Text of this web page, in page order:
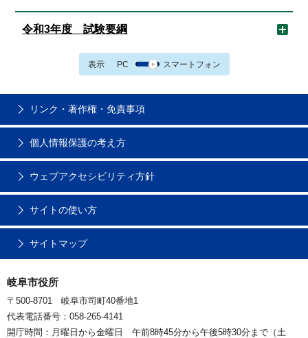
令和3年度 試験要綱
表示 PC スマートフォン
リンク・著作権・免責事項
個人情報保護の考え方
ウェブアクセシビリティ方針
サイトの使い方
サイトマップ
岐阜市役所
〒500-8701 岐阜市司町40番地1
代表電話番号：058-265-4141
開庁時間：月曜日から金曜日 午前8時45分から午後5時30分まで（土